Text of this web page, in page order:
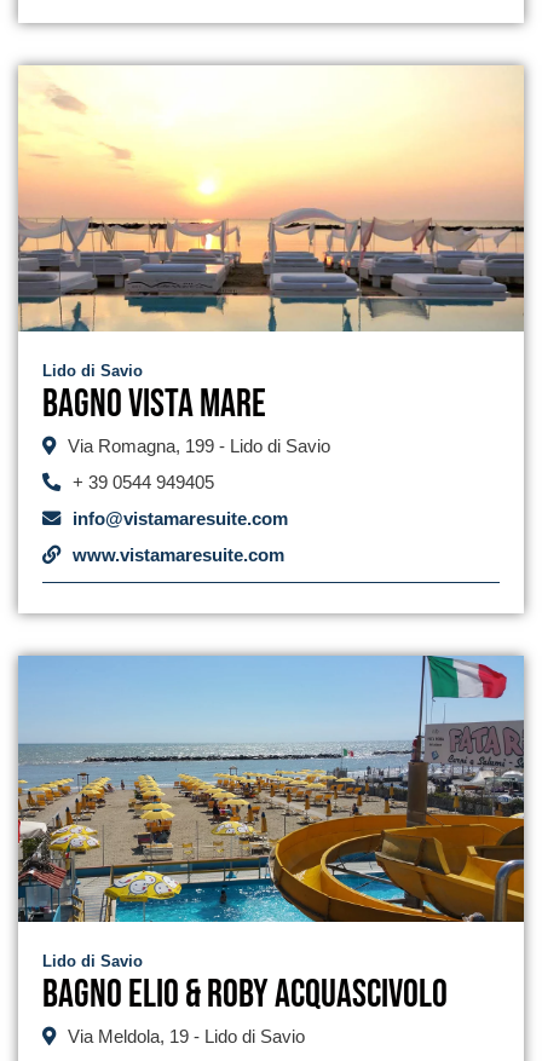
Lido di Savio
Bagno Vista Mare
Via Romagna, 199 - Lido di Savio
+ 39 0544 949405
info@vistamaresuite.com
www.vistamaresuite.com
Lido di Savio
Bagno Elio & Roby Acquascivolo
Via Meldola, 19 - Lido di Savio